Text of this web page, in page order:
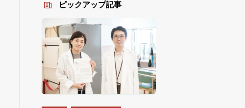
ピックアップ記事